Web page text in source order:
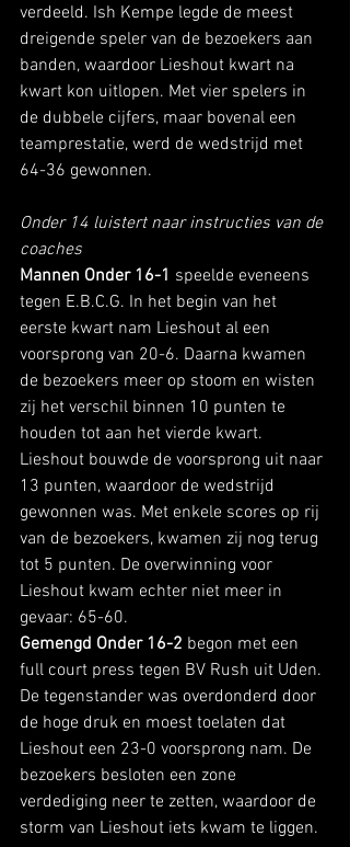
verdeeld. Ish Kempe legde de meest
dreigende speler van de bezoekers aan
banden, waardoor Lieshout kwart na
kwart kon uitlopen. Met vier spelers in
de dubbele cijfers, maar bovenal een
teamprestatie, werd de wedstrijd met
64-36 gewonnen.
Onder 14 luistert naar instructies van de
coaches
Mannen Onder 16-1 speelde eveneens
tegen E.B.C.G. In het begin van het
eerste kwart nam Lieshout al een
voorsprong van 20-6. Daarna kwamen
de bezoekers meer op stoom en wisten
zij het verschil binnen 10 punten te
houden tot aan het vierde kwart.
Lieshout bouwde de voorsprong uit naar
13 punten, waardoor de wedstrijd
gewonnen was. Met enkele scores op rij
van de bezoekers, kwamen zij nog terug
tot 5 punten. De overwinning voor
Lieshout kwam echter niet meer in
gevaar: 65-60.
Gemengd Onder 16-2 begon met een
full court press tegen BV Rush uit Uden.
De tegenstander was overdonderd door
de hoge druk en moest toelaten dat
Lieshout een 23-0 voorsprong nam. De
bezoekers besloten een zone
verdediging neer te zetten, waardoor de
storm van Lieshout iets kwam te liggen.